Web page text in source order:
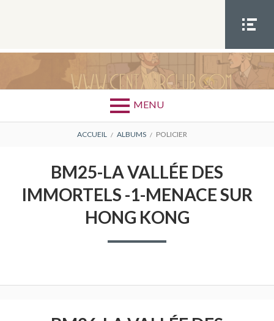
MEN
U
SOCIA
GENRE : POLICIER
MENU
D'ARIANE
ACCUEIL ALBUMS POLICIER
BM25-LA VALLÉE DES
IMMORTELS -1-MENACE SUR
HONG KONG